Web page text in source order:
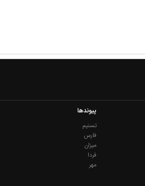
پیوندها
تسنیم
فارس
میزان
فردا
مهر